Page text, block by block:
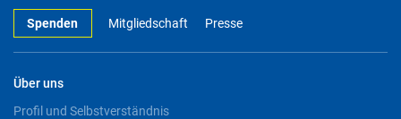
Spenden Mitgliedschaft Presse
Über uns
Profil und Selbstverständnis